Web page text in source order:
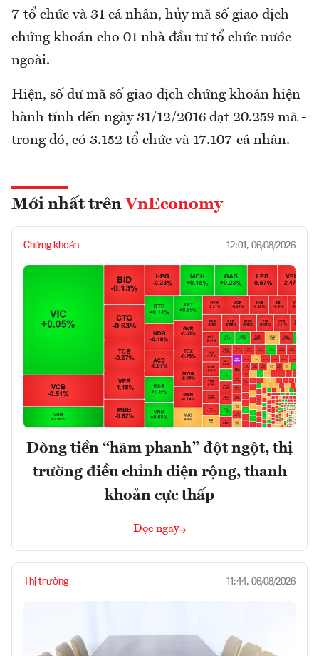
7 tổ chức và 31 cá nhân, hủy mã số giao dịch
chứng khoán cho 01 nhà đầu tư tổ chức nước
ngoài.
Hiện, số dư mã số giao dịch chứng khoán hiện
hành tính đến ngày 31/12/2016 đạt 20.259 mã -
trong đó, có 3.152 tổ chức và 17.107 cá nhân.
Mới nhất trên VnEconomy
Chứng khoán 12:01, 06/08/2026
Dòng tiền “hãm phanh” đột ngột, thị
trường điều chỉnh diện rộng, thanh
khoản cực thấp
Đọc ngay
Thị trường 11:44, 06/08/2026